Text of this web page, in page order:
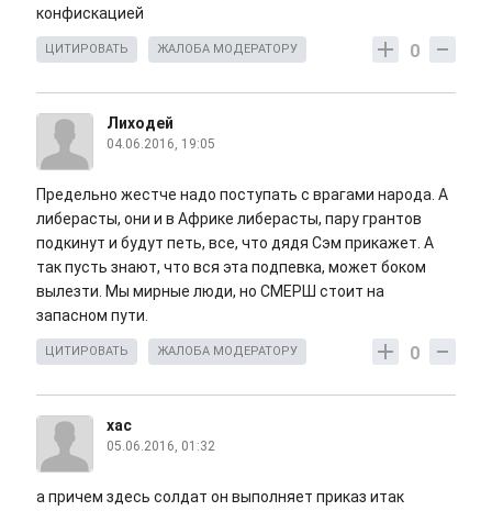
конфискацией
0
ЦИТИРОВАТЬ ЖАЛОБА МОДЕРАТОРУ
Лиходей
04.06.2016, 19:05
Предельно жестче надо поступать с врагами народа. А
либерасты, они и в Африке либерасты, пару грантов
подкинут и будут петь, все, что дядя Сэм прикажет. А
так пусть знают, что вся эта подпевка, может боком
вылезти. Мы мирные люди, но СМЕРШ стоит на
запасном пути.
0
ЦИТИРОВАТЬ ЖАЛОБА МОДЕРАТОРУ
хас
05.06.2016, 01:32
а причем здесь солдат он выполняет приказ итак